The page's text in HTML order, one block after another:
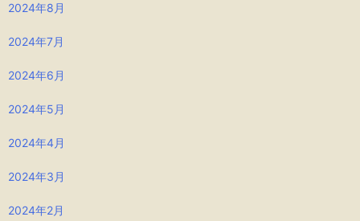
2024年8月
2024年7月
2024年6月
2024年5月
2024年4月
2024年3月
2024年2月